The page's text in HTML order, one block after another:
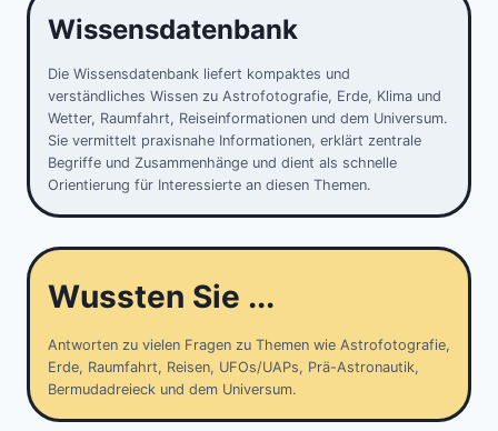
Wissensdatenbank
Die Wissensdatenbank liefert kompaktes und
verständliches Wissen zu Astrofotografie, Erde, Klima und
Wetter, Raumfahrt, Reiseinformationen und dem Universum.
Sie vermittelt praxisnahe Informationen, erklärt zentrale
Begriffe und Zusammenhänge und dient als schnelle
Orientierung für Interessierte an diesen Themen.
Wussten Sie ...
Antworten zu vielen Fragen zu Themen wie Astrofotografie,
Erde, Raumfahrt, Reisen, UFOs/UAPs, Prä-Astronautik,
Bermudadreieck und dem Universum.